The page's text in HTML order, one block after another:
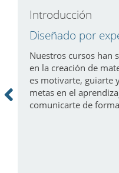
Introducción
Diseñado por
Nuestros cursos han
en la creación de
es motivarte, guiarte
metas en el
comunicarte de